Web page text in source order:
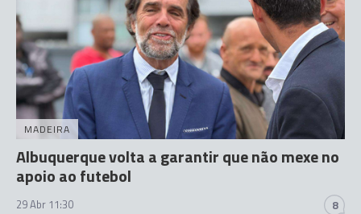
MADEIRA
Albuquerque volta a garantir que não mexe no
apoio ao futebol
29 Abr 11:30 8